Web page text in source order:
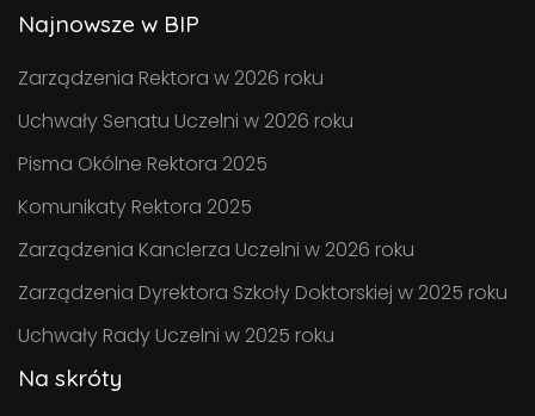
Najnowsze w BIP
Zarządzenia Rektora w 2026 roku
Uchwały Senatu Uczelni w 2026 roku
Pisma Okólne Rektora 2025
Komunikaty Rektora 2025
Zarządzenia Kanclerza Uczelni w 2026 roku
Zarządzenia Dyrektora Szkoły Doktorskiej w 2025 roku
Uchwały Rady Uczelni w 2025 roku
Na skróty